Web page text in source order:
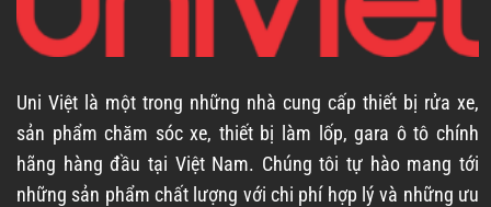
Uni Việt là một trong những nhà cung cấp thiết bị rửa xe,
sản phẩm chăm sóc xe, thiết bị làm lốp, gara ô tô chính
hãng hàng đầu tại Việt Nam. Chúng tôi tự hào mang tới
những sản phẩm chất lượng với chi phí hợp lý và những ưu